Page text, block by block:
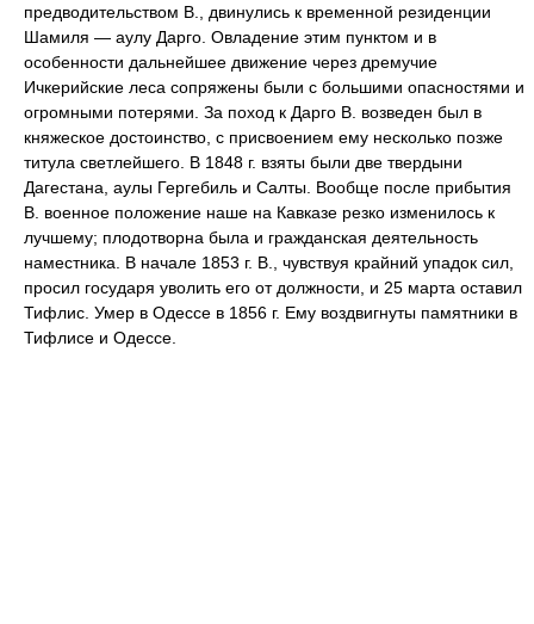
предводительством В., двинулись к временной резиденции
Шамиля — аулу Дарго. Овладение этим пунктом и в
особенности дальнейшее движение через дремучие
Ичкерийские леса сопряжены были с большими опасностями и
огромными потерями. За поход к Дарго В. возведен был в
княжеское достоинство, с присвоением ему несколько позже
титула светлейшего. В 1848 г. взяты были две твердыни
Дагестана, аулы Гергебиль и Салты. Вообще после прибытия
В. военное положение наше на Кавказе резко изменилось к
лучшему; плодотворна была и гражданская деятельность
наместника. В начале 1853 г. В., чувствуя крайний упадок сил,
просил государя уволить его от должности, и 25 марта оставил
Тифлис. Умер в Одессе в 1856 г. Ему воздвигнуты памятники в
Тифлисе и Одессе.